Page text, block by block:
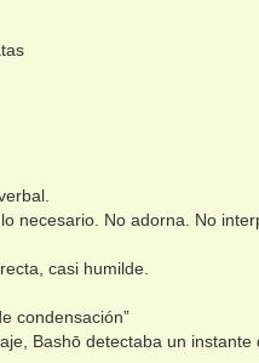
necesario. No adorna. No
casi humilde.
condensación”
Bashō detectaba un